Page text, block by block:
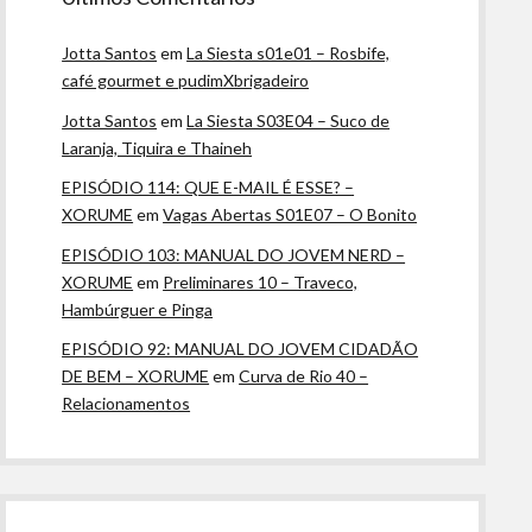
Jotta Santos emLa Siesta s01e01 – Rosbife,
café gourmet e pudimXbrigadeiro
Jotta Santos emLa Siesta S03E04 – Suco de
Laranja, Tiquira e Thaineh
EPISÓDIO 114: QUE E-MAIL É ESSE? –
XORUME emVagas Abertas S01E07 – O Bonito
EPISÓDIO 103: MANUAL DO JOVEM NERD –
XORUME em Preliminares 10 – Traveco,
Hambúrguer e Pinga
EPISÓDIO 92: MANUAL DO JOVEM CIDADÃO
DE BEM – XORUME emCurva de Rio 40 –
Relacionamentos